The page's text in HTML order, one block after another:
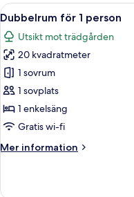
enkelsängar
terrass
Öppna
alla
foton
för
Dubbelrum
för
1
person
5
Dubbelrum för 1 person
Utsikt mot trädgården
20 kvadratmeter
1 sovrum
1 sovplats
1 enkelsäng
Gratis wi-fi
Mer information
Mer